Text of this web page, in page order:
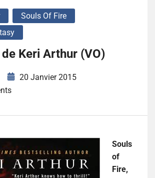
Souls Of Fire
Keri Arthur (VO)
20 Janvier 2015
Souls
of
Fire,